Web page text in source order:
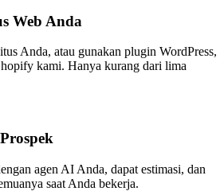
Web Anda
Anda, atau gunakan plugin WordPress,
kami. Hanya kurang dari lima
agen AI Anda, dapat estimasi, dan
saat Anda bekerja.